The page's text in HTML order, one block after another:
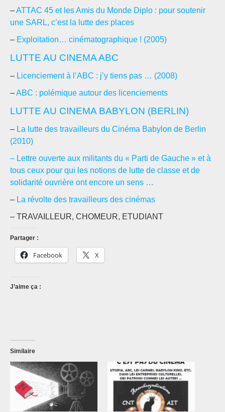
–ATTAC 45 et les Amis du Monde Diplo : pour soutenir
une SARL, c’est la lutte des places
– Exploitation… cinématographique ! (2005)
LUTTE AU CINEMA ABC
– Licenciement à l’ABC : j’y tiens pas … (2008)
–ABC : polémique autour des licenciements
LUTTE AU CINEMA BABYLON (BERLIN)
– La lutte des travailleurs du Cinéma Babylon de Berlin
(2010)
– Lettre ouverte aux militants du « Parti de Gauche » et à
tous ceux pour qui les notions de lutte de classe et de
solidarité ouvrière ont encore un sens …
– La révolte des travailleurs des cinémas
– TRAVAILLEUR, CHOMEUR, ETUDIANT
Partager :
Facebook X
J’aime ça :
Similaire